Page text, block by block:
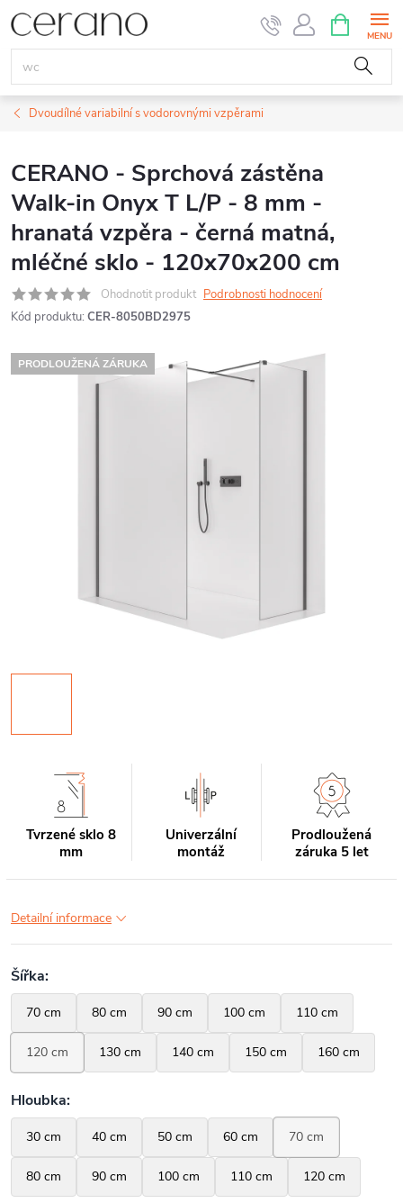
Přejít
na
obsah
NÁKUPNÍ
KOŠÍK
Dvoudílné variabilní s vodorovnými vzpěrami
CERANO - Sprchová zástěna
Walk-in Onyx T L/P - 8 mm -
hranatá vzpěra - černá matná,
mléčné sklo - 120x70x200 cm
Ohodnotit produkt Podrobnosti hodnocení
Kód produktu: CER-8050BD2975
PRODLOUŽENÁ ZÁRUKA
Tvrzené sklo 8
mm
Univerzální
montáž
Prodloužená
záruka 5 let
Detailní informace